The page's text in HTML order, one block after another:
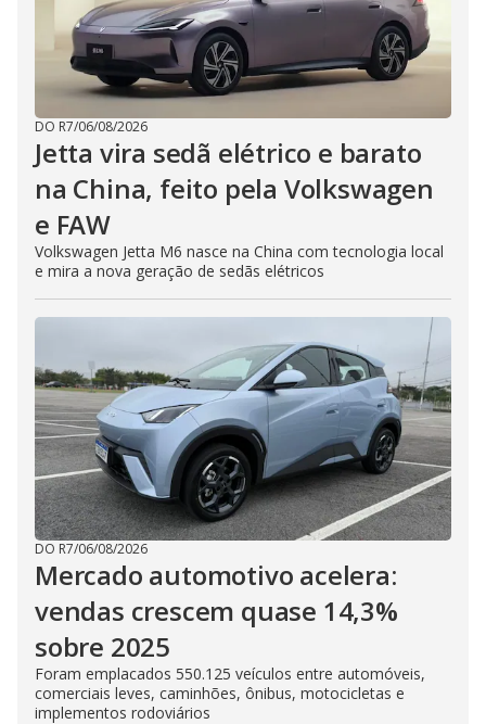
DO R7/06/08/2026
Jetta vira sedã elétrico e barato
na China, feito pela Volkswagen
e FAW
Volkswagen Jetta M6 nasce na China com tecnologia local
e mira a nova geração de sedãs elétricos
DO R7/06/08/2026
Mercado automotivo acelera:
vendas crescem quase 14,3%
sobre 2025
Foram emplacados 550.125 veículos entre automóveis,
comerciais leves, caminhões, ônibus, motocicletas e
implementos rodoviários